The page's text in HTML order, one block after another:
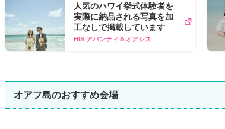
人気のハワイ挙式体験者を
実際に納品される写真を加
工なしで掲載しています
HIS アバンティ＆オアシス
オアフ島のおすすめ会場